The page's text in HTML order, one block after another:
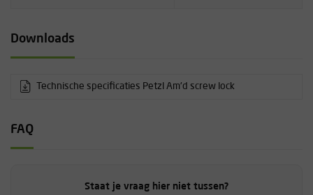
Downloads
Technische specificaties Petzl Am'd screw lock
FAQ
Staat je vraag hier niet tussen?